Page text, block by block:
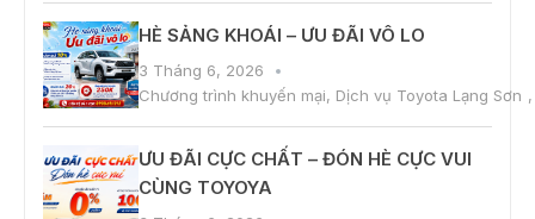
HÈ SẢNG KHOÁI – ƯU ĐÃI VÔ LO
3 Tháng 6, 2026
Chương trình khuyến mại, Dịch vụ Toyota Lạng Sơn
ƯU ĐÃI CỰC CHẤT – ĐÓN HÈ CỰC VUI
CÙNG TOYOYA